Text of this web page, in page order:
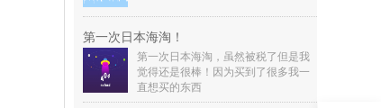
第一次日本海淘！
第一次日本海淘，虽然被税了但是我
觉得还是很棒！因为买到了很多我一
直想买的东西